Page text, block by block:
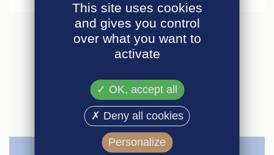
ARTICLES
SIMILAIRES
This site uses cookies
and gives you control
over what you want to
activate
OK, accept all
Deny all cookies
Personalize